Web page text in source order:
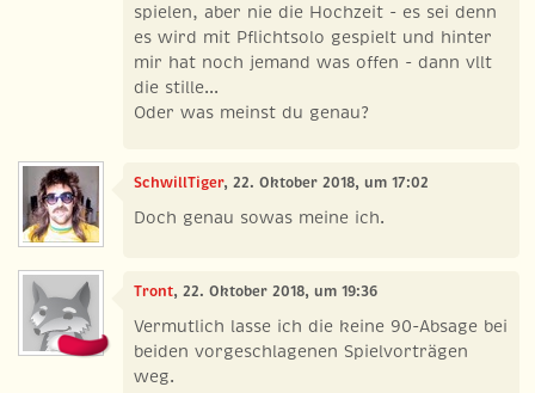
spielen, aber nie die Hochzeit - es sei denn
es wird mit Pflichtsolo gespielt und hinter
mir hat noch jemand was offen - dann vllt
die stille...
Oder was meinst du genau?
SchwillTiger, 22. Oktober 2018, um 17:02
Doch genau sowas meine ich.
Tront, 22. Oktober 2018, um 19:36
Vermutlich lasse ich die keine 90-Absage bei
beiden vorgeschlagenen Spielvorträgen
weg.